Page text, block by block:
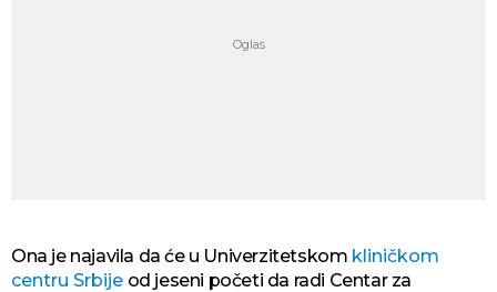
Ona je najavila da će u Univerzitetskom kliničkom
centru Srbije od jeseni početi da radi Centar za